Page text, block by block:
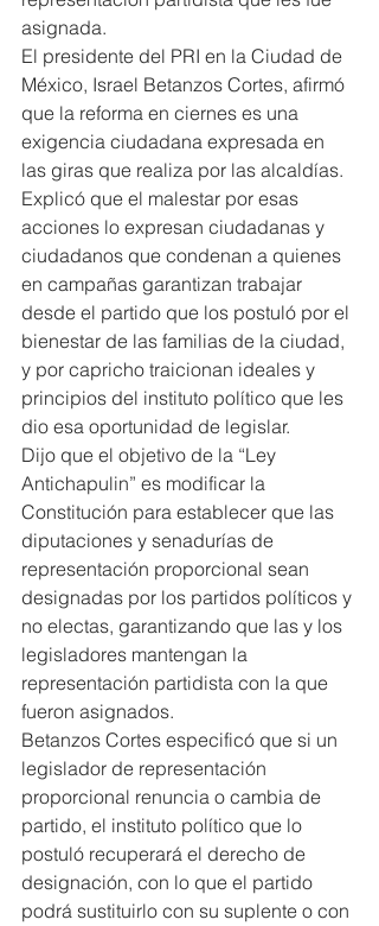
asignada.
El presidente del PRI en la Ciudad de
México, Israel Betanzos Cortes, afirmó
que la reforma en ciernes es una
exigencia ciudadana expresada en
las giras que realiza por las alcaldías.
Explicó que el malestar por esas
acciones lo expresan ciudadanas y
ciudadanos que condenan a quienes
en campañas garantizan trabajar
desde el partido que los postuló por el
bienestar de las familias de la ciudad,
y por capricho traicionan ideales y
principios del instituto político que les
dio esa oportunidad de legislar.
Dijo que el objetivo de la “Ley
Antichapulin” es modificar la
Constitución para establecer que las
diputaciones y senadurías de
representación proporcional sean
designadas por los partidos políticos y
no electas, garantizando que las y los
legisladores mantengan la
representación partidista con la que
fueron asignados.
Betanzos Cortes especificó que si un
legislador de representación
proporcional renuncia o cambia de
partido, el instituto político que lo
postuló recuperará el derecho de
designación, con lo que el partido
podrá sustituirlo con su suplente o con